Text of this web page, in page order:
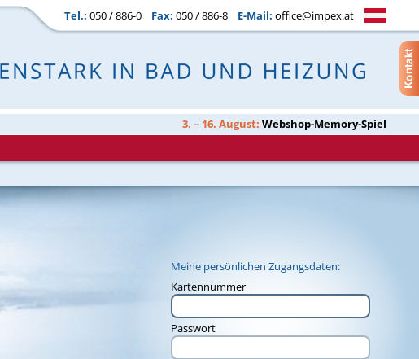
Tel.: 050 / 886-0 Fax: 050 / 886-8 E-Mail: office@impex.at
3. – 16. August: Webshop-Memory-Spiel
Meine persönlichen Zugangsdaten:
Kartennummer
Passwort